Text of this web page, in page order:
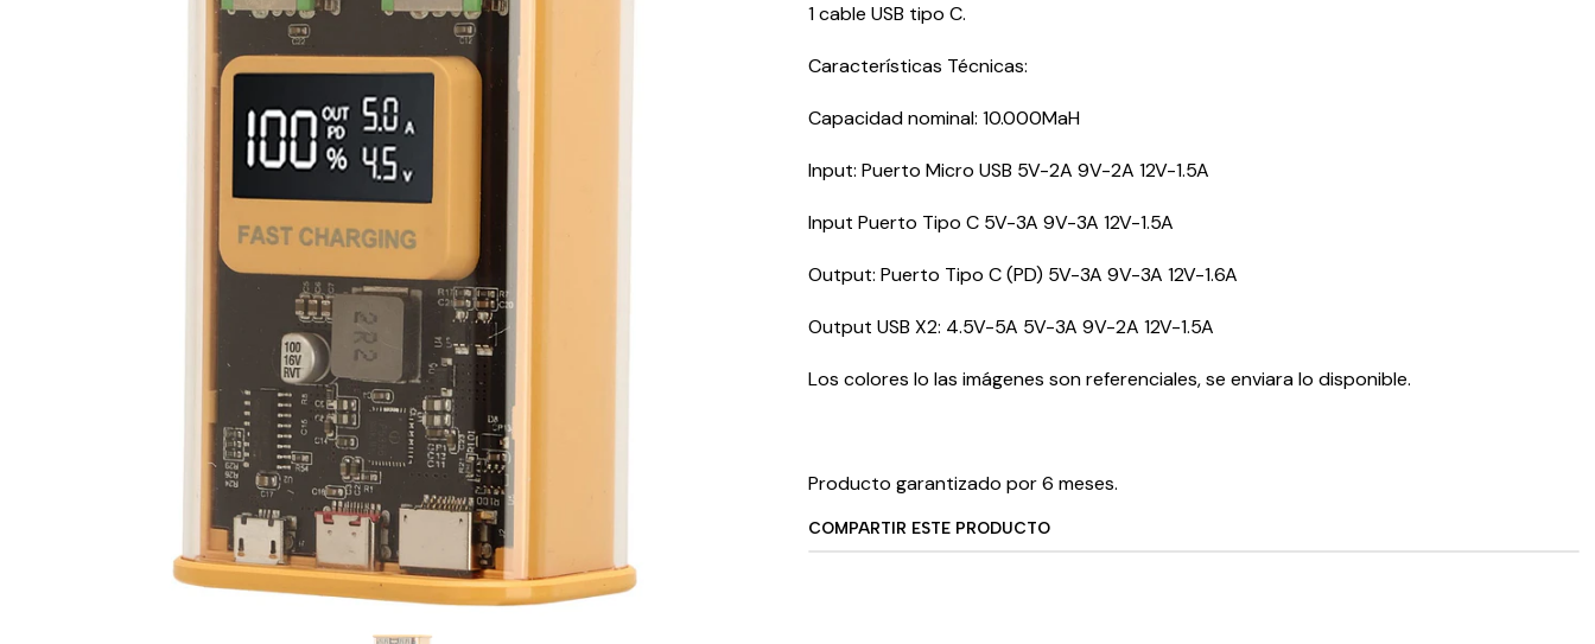
1 cable USB tipo C.
Características Técnicas:
Capacidad nominal: 10.000MaH
Input: Puerto Micro USB 5V-2A 9V-2A 12V-1.5A
Input Puerto Tipo C 5V-3A 9V-3A 12V-1.5A
Output: Puerto Tipo C (PD) 5V-3A 9V-3A 12V-1.6A
Output USB X2: 4.5V-5A 5V-3A 9V-2A 12V-1.5A
Los colores lo las imágenes son referenciales, se enviara lo disponible.
Producto garantizado por 6 meses.
COMPARTIR ESTE PRODUCTO